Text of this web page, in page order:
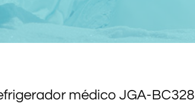
médico JGA-BC328